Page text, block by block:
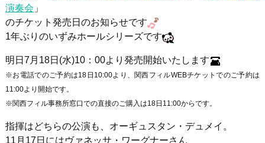
演奏会 」
のチケット発売日のお知らせです
1年ぶりのいずみホールシリーズです
明日 7 月 18日 (水)10： 00より発売開始いたします
※お電話でのご予約は18日10:00より、関西フィルWEBチケットでのご予約は
11:00より開始です。
※関西フィル事務所窓口での直接のご購入は18日11:00からです。
指揮はどちらの公演も、オーギュスタン・デュメイ。
11月17日にはヴァネッサ・ワーグナーさん